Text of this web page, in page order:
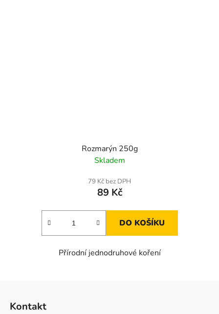
Rozmarýn 250g
Skladem
79 Kč bez DPH
89 Kč
DO KOŠÍKU
Přírodní jednodruhové koření
Kontakt